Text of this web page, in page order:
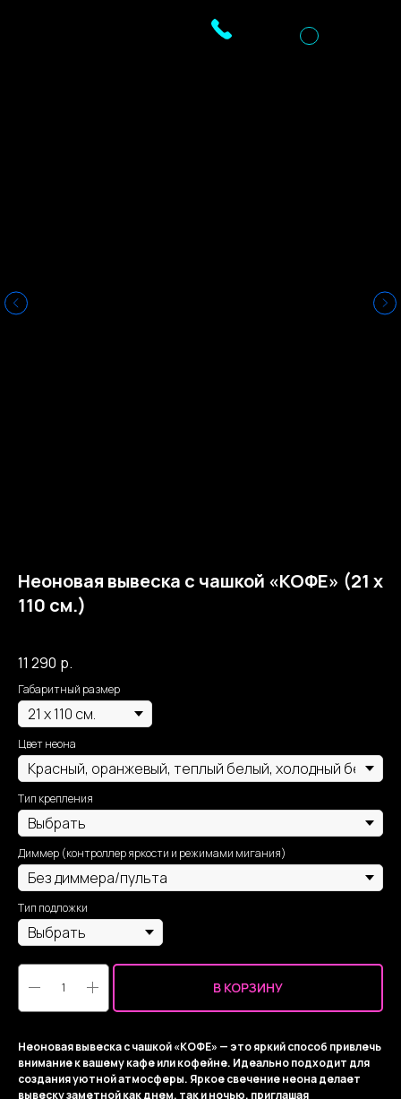
Неоновая вывеска с чашкой «КОФЕ» (21 х
110 см.)
11 290 р.
Габаритный размер
Цвет неона
Тип крепления
Диммер (контроллер яркости и режимами мигания)
Тип подложки
В КОРЗИНУ
Неоновая вывеска с чашкой «КОФЕ» — это яркий способ привлечь
внимание к вашему кафе или кофейне. Идеально подходит для
создания уютной атмосферы. Яркое свечение неона делает
вывеску заметной как днем, так и ночью, приглашая